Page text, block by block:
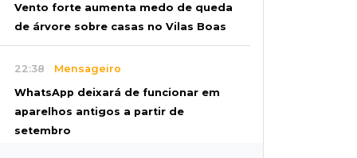
Vento forte aumenta medo de queda
de árvore sobre casas no Vilas Boas
22:38 Mensageiro
WhatsApp deixará de funcionar em
aparelhos antigos a partir de
setembro